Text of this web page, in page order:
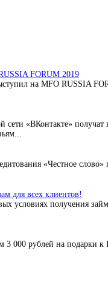
FORUM 2019
на MFO RUSSIA
«ВКонтакте» получат
«Честное
для всех клиентов!
условиях получения
000 рублей на подарки